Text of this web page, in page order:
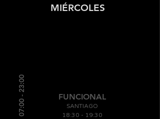
MIÉRCOLES
FUNCIONAL
SANTIAGO
18:30 - 19:30
07:00 - 23:00